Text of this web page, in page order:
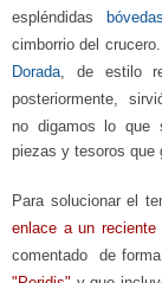
espléndidas
cimborrio del
Dorada , de estilo
posteriormente,
no digamos lo
piezas y tesoros que
Para solucionar el
enlace a un reciente
comentado de